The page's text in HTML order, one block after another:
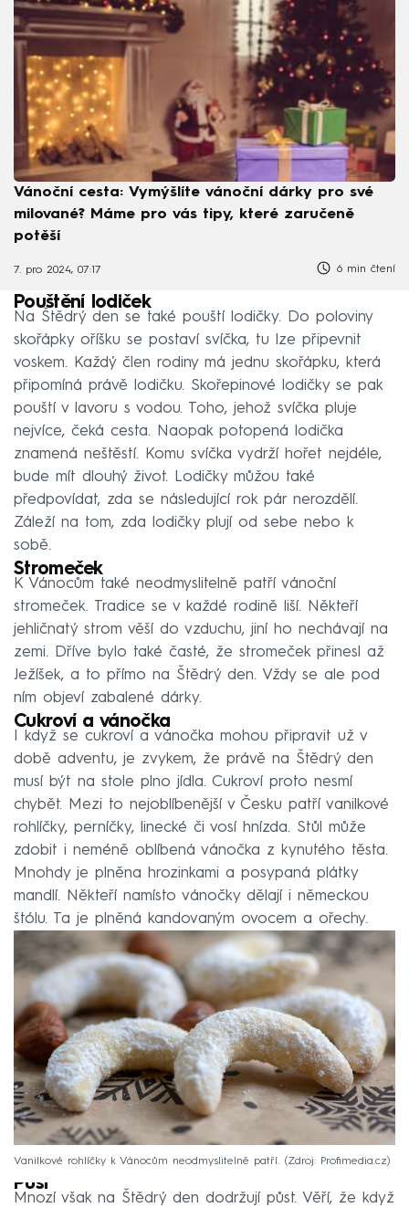
Vánoční cesta: Vymýšlíte vánoční dárky pro své
milované? Máme pro vás tipy, které zaručeně
potěší
7. pro 2024, 07:17 6 min čtení
Pouštění lodiček
Na Štědrý den se také pouští lodičky. Do poloviny
skořápky oříšku se postaví svíčka, tu lze připevnit
voskem. Každý člen rodiny má jednu skořápku, která
připomíná právě lodičku. Skořepinové lodičky se pak
pouští v lavoru s vodou. Toho, jehož svíčka pluje
nejvíce, čeká cesta. Naopak potopená lodička
znamená neštěstí. Komu svíčka vydrží hořet nejdéle,
bude mít dlouhý život. Lodičky můžou také
předpovídat, zda se následující rok pár nerozdělí.
Záleží na tom, zda lodičky plují od sebe nebo k
sobě.
Stromeček
K Vánocům také neodmyslitelně patří vánoční
stromeček. Tradice se v každé rodině liší. Někteří
jehličnatý strom věší do vzduchu, jiní ho nechávají na
zemi. Dříve bylo také časté, že stromeček přinesl až
Ježíšek, a to přímo na Štědrý den. Vždy se ale pod
ním objeví zabalené dárky.
Cukroví a vánočka
I když se cukroví a vánočka mohou připravit už v
době adventu, je zvykem, že právě na Štědrý den
musí být na stole plno jídla. Cukroví proto nesmí
chybět. Mezi to nejoblíbenější v Česku patří vanilkové
rohlíčky, perníčky, linecké či vosí hnízda. Stůl může
zdobit i neméně oblíbená vánočka z kynutého těsta.
Mnohdy je plněna hrozinkami a posypaná plátky
mandlí. Někteří namísto vánočky dělají i německou
štólu. Ta je plněná kandovaným ovocem a ořechy.
Vanilkové rohlíčky k Vánocům neodmyslitelně patří. Zdroj: Profimedia.cz
Půst
Mnozí však na Štědrý den dodržují půst. Věří, že když